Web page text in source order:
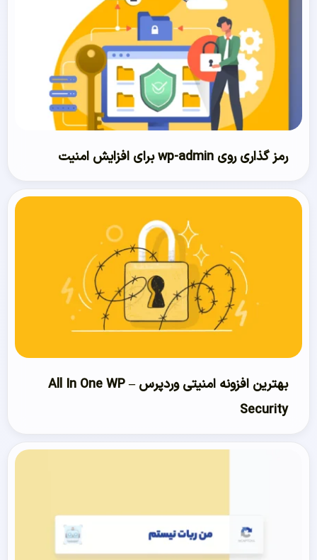
رمز گذاری روی wp-admin برای افزایش امنیت
بهترین افزونه امنیتی وردپرس – All In One WP
Security